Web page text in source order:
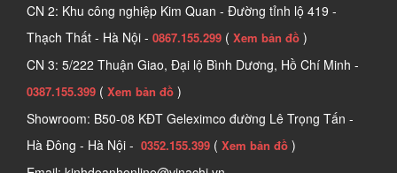
CN 2: Khu công nghiệp Kim Quan - Đường tỉnh lộ 419 -
Thạch Thất - Hà Nội - 0867.155.299 ( Xem bản đồ )
CN 3: 5/222 Thuận Giao, Đại lộ Bình Dương, Hồ Chí Minh -
0387.155.399 ( Xem bản đồ )
Showroom: B50-08 KĐT Geleximco đường Lê Trọng Tấn -
Hà Đông - Hà Nội - 0352.155.399 ( Xem bản đồ )